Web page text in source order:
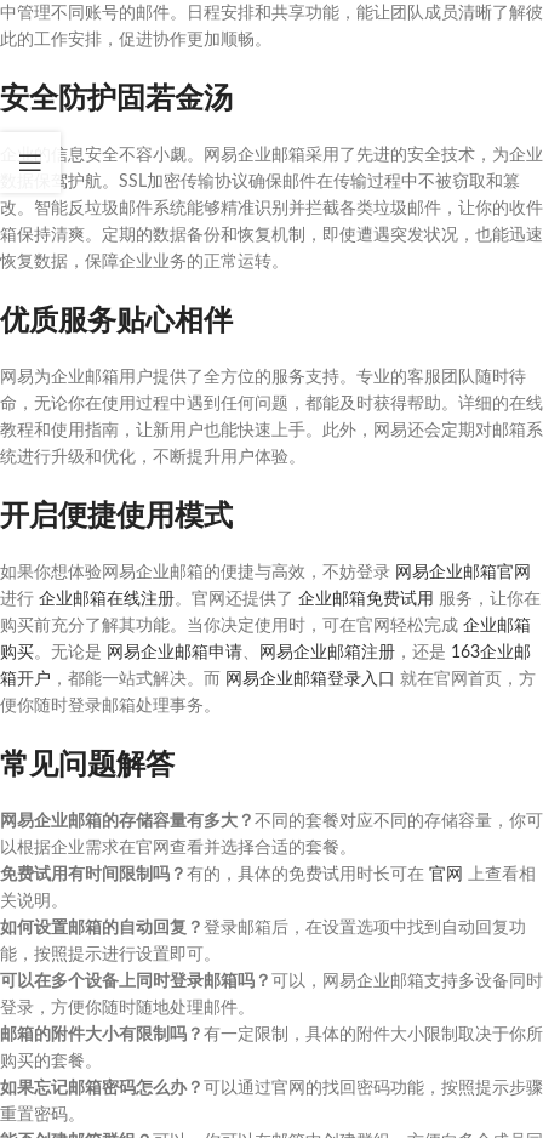
中管理不同账号的邮件。日程安排和共享功能，能让团队成员清晰了解彼
此的工作安排，促进协作更加顺畅。
安全防护固若金汤
企业的信息安全不容小觑。网易企业邮箱采用了先进的安全技术，为企业
数据保驾护航。SSL加密传输协议确保邮件在传输过程中不被窃取和篡
改。智能反垃圾邮件系统能够精准识别并拦截各类垃圾邮件，让你的收件
箱保持清爽。定期的数据备份和恢复机制，即使遭遇突发状况，也能迅速
恢复数据，保障企业业务的正常运转。
优质服务贴心相伴
网易为企业邮箱用户提供了全方位的服务支持。专业的客服团队随时待
命，无论你在使用过程中遇到任何问题，都能及时获得帮助。详细的在线
教程和使用指南，让新用户也能快速上手。此外，网易还会定期对邮箱系
统进行升级和优化，不断提升用户体验。
开启便捷使用模式
如果你想体验网易企业邮箱的便捷与高效，不妨登录 网易企业邮箱官网
进行 企业邮箱在线注册。官网还提供了 企业邮箱免费试用 服务，让你在
购买前充分了解其功能。当你决定使用时，可在官网轻松完成 企业邮箱
购买。无论是 网易企业邮箱申请、 网易企业邮箱注册 ，还是 163企业邮
箱开户 ，都能一站式解决。而 网易企业邮箱登录入口 就在官网首页，方
便你随时登录邮箱处理事务。
常见问题解答
网易企业邮箱的存储容量有多大？ 不同的套餐对应不同的存储容量，你可
以根据企业需求在官网查看并选择合适的套餐。
免费试用有时间限制吗？ 有的，具体的免费试用时长可在 官网 上查看相
关说明。
如何设置邮箱的自动回复？ 登录邮箱后，在设置选项中找到自动回复功
能，按照提示进行设置即可。
可以在多个设备上同时登录邮箱吗？ 可以，网易企业邮箱支持多设备同时
登录，方便你随时随地处理邮件。
邮箱的附件大小有限制吗？ 有一定限制，具体的附件大小限制取决于你所
购买的套餐。
如果忘记邮箱密码怎么办？ 可以通过官网的找回密码功能，按照提示步骤
重置密码。